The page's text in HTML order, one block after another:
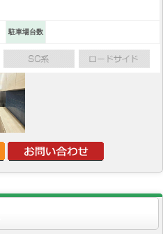
駐車場台数